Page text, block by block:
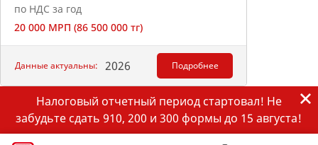
по НДС за год
20 000 МРП (86 500 000 тг)
Данные актуальны: 2026 Подробнее
Налоговый отчетный период стартовал! Не
забудьте сдать 910, 200 и 300 формы до 15 августа!